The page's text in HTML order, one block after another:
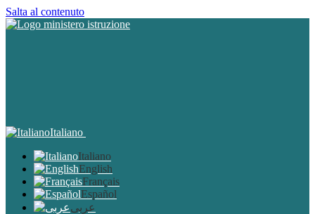
Salta al contenuto
Italiano
Italiano
English
Français
Español
عربى